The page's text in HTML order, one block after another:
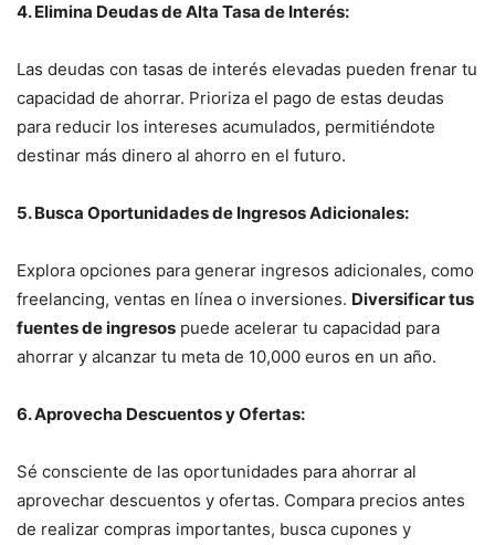
4. Elimina Deudas de Alta Tasa de Interés:
Las deudas con tasas de interés elevadas pueden frenar tu
capacidad de ahorrar. Prioriza el pago de estas deudas
para reducir los intereses acumulados, permitiéndote
destinar más dinero al ahorro en el futuro.
5. Busca Oportunidades de Ingresos Adicionales:
Explora opciones para generar ingresos adicionales, como
freelancing, ventas en línea o inversiones. Diversificar tus
fuentes de ingresos puede acelerar tu capacidad para
ahorrar y alcanzar tu meta de 10,000 euros en un año.
6. Aprovecha Descuentos y Ofertas:
Sé consciente de las oportunidades para ahorrar al
aprovechar descuentos y ofertas. Compara precios antes
de realizar compras importantes, busca cupones y